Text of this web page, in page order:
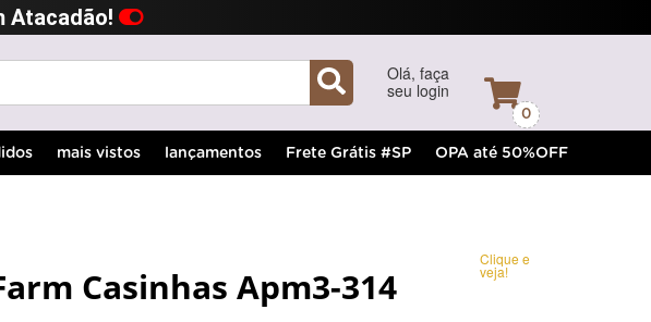
Atacadão!
Olá, faça
seu login
0
mais vistos lançamentos Frete Grátis #SP OPA até 50%OFF
Casinhas Apm3-314
Clique e
veja!